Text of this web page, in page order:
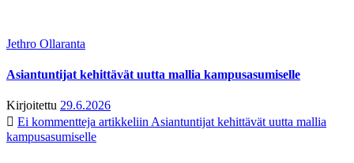
Jethro Ollaranta
Asiantuntijat kehittävät uutta mallia kampusasumiselle
Kirjoitettu 29.6.2026
Ei kommentteja artikkeliin Asiantuntijat kehittävät uutta mallia
kampusasumiselle